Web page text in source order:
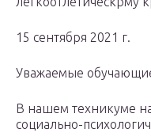
15 сентября 2021 г.
Уважаемые
В нашем техникуме
социально-